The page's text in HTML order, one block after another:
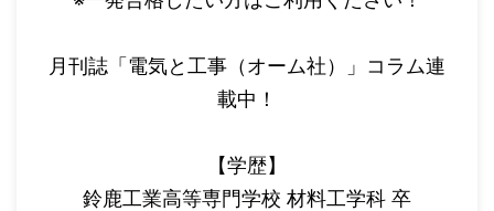
月刊誌「電気と工事（オーム社）」コラム連
載中！
【学歴】
鈴鹿工業高等専門学校 材料工学科 卒